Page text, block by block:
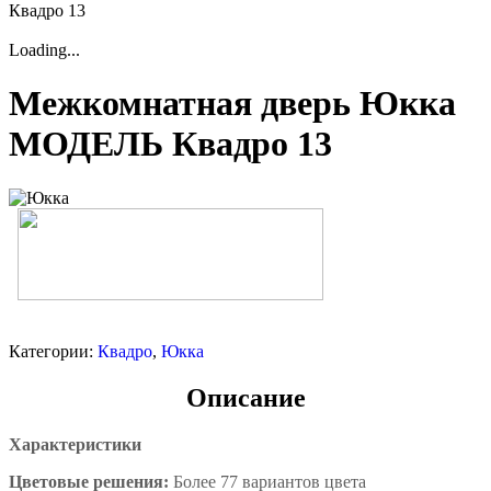
Квадро 13
Loading...
Межкомнатная дверь Юкка
МОДЕЛЬ Квадро 13
Категории: Квадро, Юкка
Описание
Характеристики
Цветовые решения: Более 77 вариантов цвета